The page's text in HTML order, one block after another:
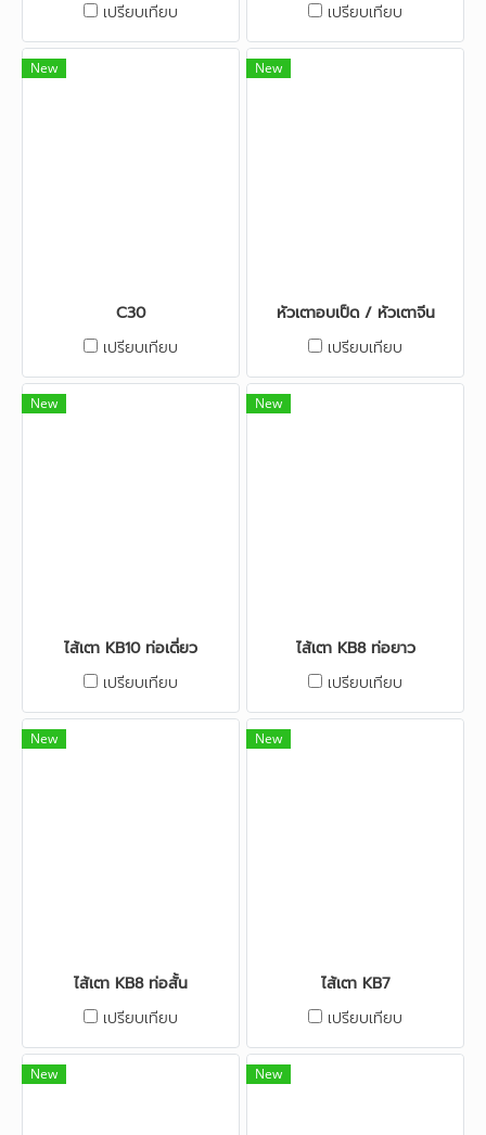
เปรียบเทียบ
เปรียบเทียบ
New
C30
เปรียบเทียบ
New
หัวเตาอบเป็ด / หัวเตาจีน
เปรียบเทียบ
New
ไส้เตา KB10 ท่อเดี่ยว
เปรียบเทียบ
New
ไส้เตา KB8 ท่อยาว
เปรียบเทียบ
New
ไส้เตา KB8 ท่อสั้น
เปรียบเทียบ
New
ไส้เตา KB7
เปรียบเทียบ
New New